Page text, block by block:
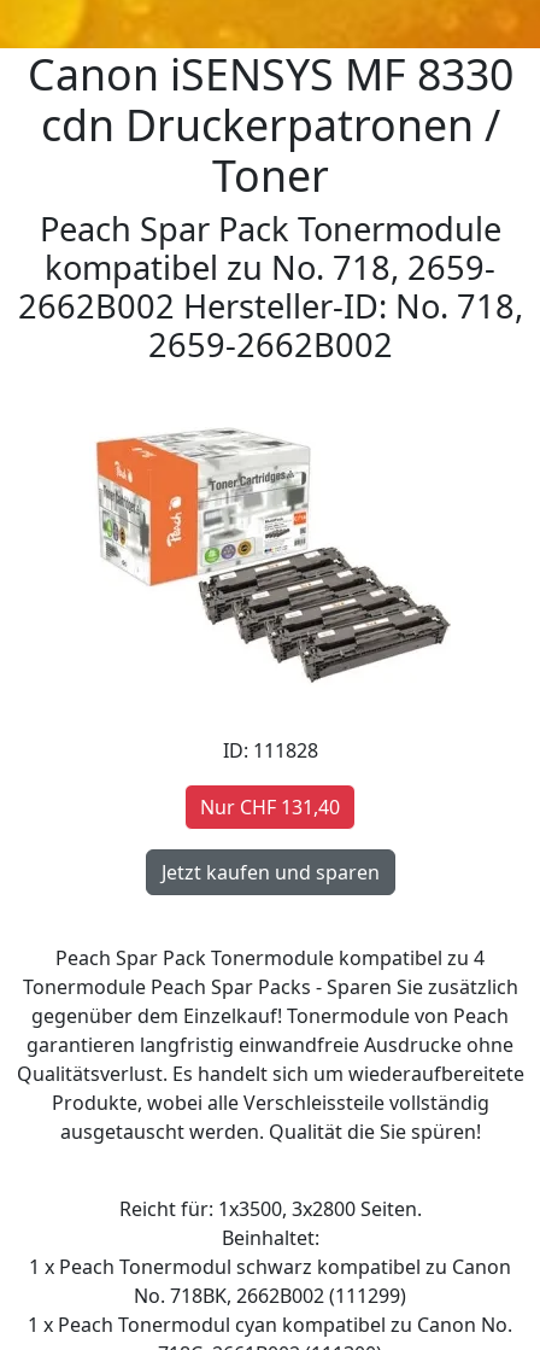
Canon iSENSYS MF 8330
cdn Druckerpatronen /
Toner
Peach Spar Pack Tonermodule
kompatibel zu No. 718, 2659-
2662B002 Hersteller-ID: No. 718,
2659-2662B002
ID: 111828
Nur CHF 131,40
Peach Spar Pack Tonermodule kompatibel zu 4
Tonermodule Peach Spar Packs - Sparen Sie zusätzlich
gegenüber dem Einzelkauf! Tonermodule von Peach
garantieren langfristig einwandfreie Ausdrucke ohne
Qualitätsverlust. Es handelt sich um wiederaufbereitete
Produkte, wobei alle Verschleissteile vollständig
ausgetauscht werden. Qualität die Sie spüren!
Reicht für: 1x3500, 3x2800 Seiten.
Beinhaltet:
1 x Peach Tonermodul schwarz kompatibel zu Canon
No. 718BK, 2662B002 (111299)
1 x Peach Tonermodul cyan kompatibel zu Canon No.